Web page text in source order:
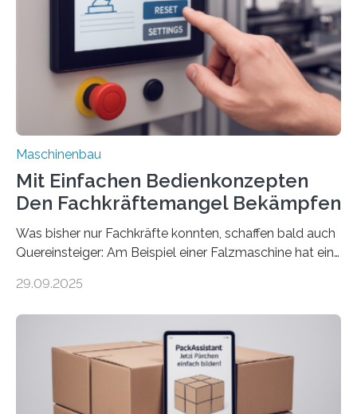
Maschinenbau
Mit Einfachen Bedienkonzepten
Den Fachkräftemangel Bekämpfen
Was bisher nur Fachkräfte konnten, schaffen bald auch
Quereinsteiger: Am Beispiel einer Falzmaschine hat ein
Mensch-Maschine-Schnittstelle so sehr vereinfacht,
Die zugrunde liegende Methodik lässt sich auf alle
anderen Maschinen übertragen. Eine Falzmaschine
umzurüsten ist ein Job für echte Profis. Eine solche
Maschine faltet in Druckereien Broschüren, Prospekte,
Landkarten und vieles mehr – mehrere Zehntausend
29.09.2025